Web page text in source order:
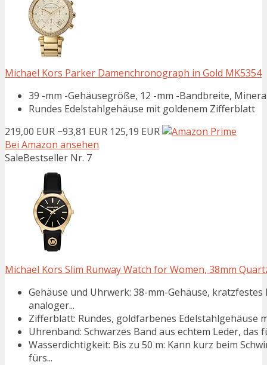
Michael Kors Parker Damenchronograph in Gold MK5354
39 -mm -Gehäusegröße, 12 -mm -Bandbreite,
Rundes Edelstahlgehäuse mit goldenem Zifferblatt
219,00 EUR −93,81 EUR 125,19 EUR
Bei Amazon ansehen
SaleBestseller Nr. 7
Michael Kors Slim Runway Watch for Women, 38mm
Gehäuse und Uhrwerk: 38-mm-Gehäuse,
analoger...
Zifferblatt: Rundes, goldfarbenes Edelstahlgehäuse
Uhrenband: Schwarzes Band aus echtem Leder,
Wasserdichtigkeit: Bis zu 50 m: Kann kurz beim
fürs...